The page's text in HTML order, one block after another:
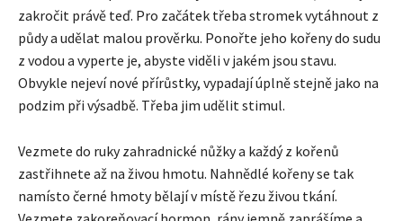
zakročit právě teď. Pro začátek třeba stromek vytáhnout z
půdy a udělat malou prověrku. Ponořte jeho kořeny do sudu
z vodou a vyperte je, abyste viděli v jakém jsou stavu.
Obvykle nejeví nové přírůstky, vypadají úplně stejně jako na
podzim při výsadbě. Třeba jim udělit stimul.
Vezmete do ruky zahradnické nůžky a každý z kořenů
zastřihnete až na živou hmotu. Nahnědlé kořeny se tak
namísto černé hmoty bělají v místě řezu živou tkání.